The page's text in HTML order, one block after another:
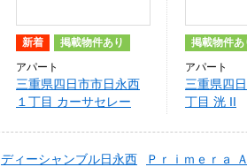
新着 掲載物件あり
アパート
三重県四日市市日永西
１丁目 カーサセレー
掲載物件あ
アパート
三重県四
丁目 洸 II
ディーシャンブル日永西 Ｐｒｉｍｅｒａ